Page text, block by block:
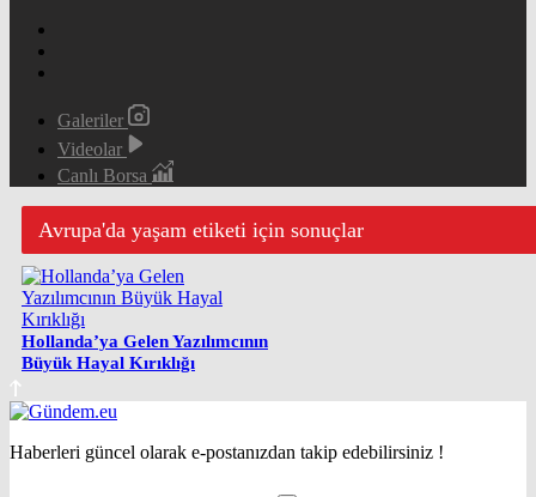
Galeriler
Videolar
Canlı Borsa
Avrupa'da yaşam etiketi için sonuçlar
Hollanda’ya Gelen Yazılımcının
Büyük Hayal Kırıklığı
Haberleri güncel olarak e-postanızdan takip edebilirsiniz !